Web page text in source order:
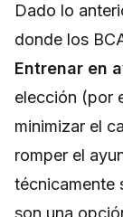
Dado lo
donde los
Entrenar en
elección (por
minimizar el
romper el
técnicamente
son una